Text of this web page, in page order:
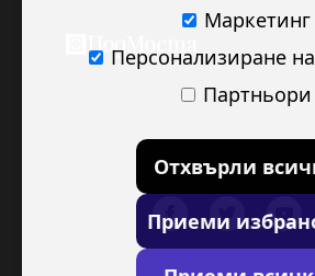
Маркетинг
Персонализиране
Партньори
Отхвърли
Приеми